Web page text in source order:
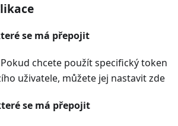
se má přepojit
chcete použít specifický token
uživatele, můžete jej nastavit zde
se má přepojit